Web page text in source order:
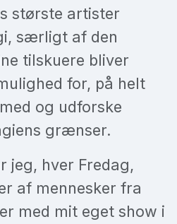
største artister
særligt af den
tilskuere bliver
for, på helt
og udforske
grænser.
jeg, hver Fredag,
af mennesker fra
med mit eget show i